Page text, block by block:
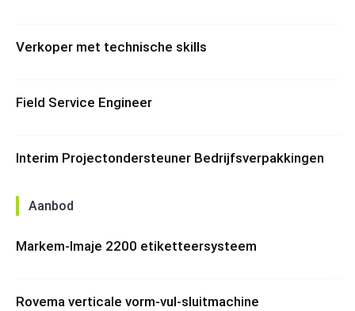
Verkoper met technische skills
Field Service Engineer
Interim Projectondersteuner Bedrijfsverpakkingen
Aanbod
Markem-Imaje 2200 etiketteersysteem
Rovema verticale vorm-vul-sluitmachine